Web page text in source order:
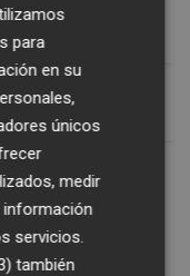
para
en su
únicos
medir
información
servicios.
también